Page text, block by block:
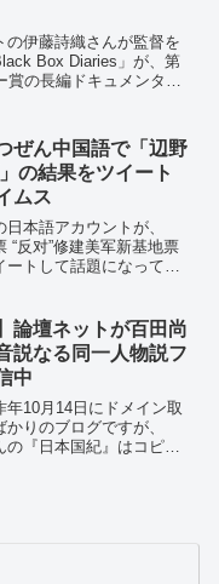
の伊藤詩織さんが監督を
Box Diaries」が、第
賞の長編ドキュメンタリ
スのドルビーシアター
ぜん中国語で「辺野
の結果をツイート
ムス
本語アカウントが、
“反对”修建美军新基地票
トして話題になってい
複数回、中国語でツイー
20...
論壇ネットが百田尚
説なる同一人物説フ
中
年10月14日にドメイン取
りのブログですが、
の『日本国紀』はコピペ